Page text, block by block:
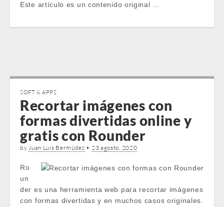
Este artículo es un contenido original …
SOFT & APPS
Recortar imágenes con
formas divertidas online y
gratis con Rounder
byJuan Luis Bermúdez • 23 agosto, 2020
Ro
un
der es una herramienta web para recortar imágenes
con formas divertidas y en muchos casos originales.